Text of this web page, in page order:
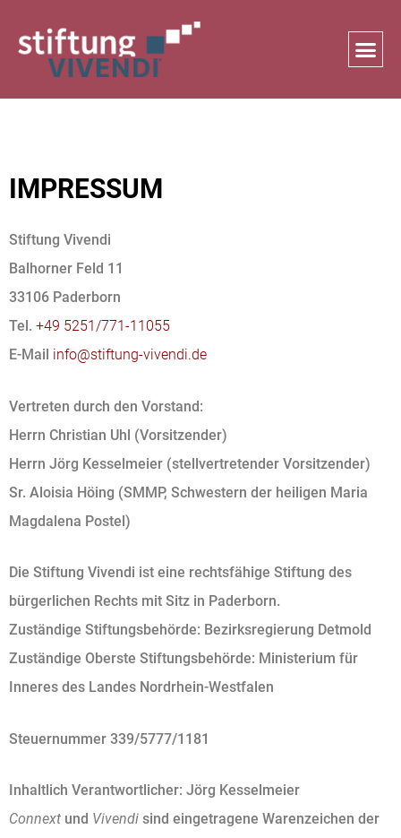
Inhalt
springen
IMPRESSUM
Stiftung Vivendi
Balhorner Feld 11
33106 Paderborn
Tel. +49 5251/771-11055
E-Mail info@stiftung-vivendi.de
Vertreten durch den Vorstand:
Herrn Christian Uhl (Vorsitzender)
Herrn Jörg Kesselmeier (stellvertretender Vorsitzender)
Sr. Aloisia Höing (SMMP, Schwestern der heiligen Maria
Magdalena Postel)
Die Stiftung Vivendi ist eine rechtsfähige Stiftung des
bürgerlichen Rechts mit Sitz in Paderborn.
Zuständige Stiftungsbehörde: Bezirksregierung Detmold
Zuständige Oberste Stiftungsbehörde: Ministerium für
Inneres des Landes Nordrhein-Westfalen
Steuernummer 339/5777/1181
Inhaltlich Verantwortlicher: Jörg Kesselmeier
Connext und Vivendi sind eingetragene Warenzeichen der